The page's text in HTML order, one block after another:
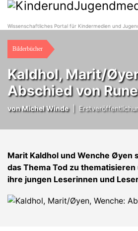
Wissenschaftliches Portal für Kindermedien und
Bilderbücher
Kaldhol, Marit/
Abschied von Rune
vonMichel Winde|
Marit Kaldhol und Wenche Øyen
das Thema Tod zu
ihre jungen Leserinnen und